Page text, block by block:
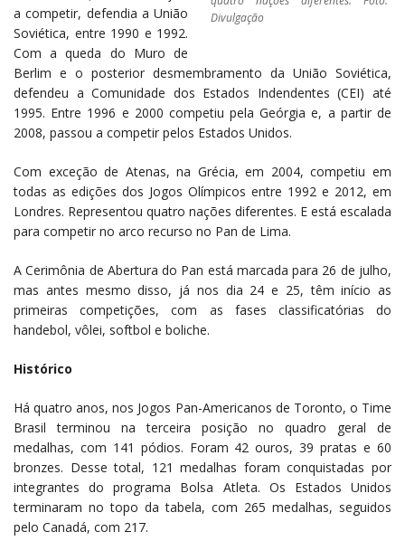
Divulgação
a competir, defendia a União
Soviética, entre 1990 e 1992.
Com a queda do Muro de
Berlim e o posterior desmembramento da União Soviética,
defendeu a Comunidade dos Estados Indendentes (CEI) até
1995. Entre 1996 e 2000 competiu pela Geórgia e, a partir de
2008, passou a competir pelos Estados Unidos.
Com exceção de Atenas, na Grécia, em 2004, competiu em
todas as edições dos Jogos Olímpicos entre 1992 e 2012, em
Londres. Representou quatro nações diferentes. E está escalada
para competir no arco recurso no Pan de Lima.
A Cerimônia de Abertura do Pan está marcada para 26 de julho,
mas antes mesmo disso, já nos dia 24 e 25, têm início as
primeiras competições, com as fases classificatórias do
handebol, vôlei, softbol e boliche.
Histórico
Há quatro anos, nos Jogos Pan-Americanos de Toronto, o Time
Brasil terminou na terceira posição no quadro geral de
medalhas, com 141 pódios. Foram 42 ouros, 39 pratas e 60
bronzes. Desse total, 121 medalhas foram conquistadas por
integrantes do programa Bolsa Atleta. Os Estados Unidos
terminaram no topo da tabela, com 265 medalhas, seguidos
pelo Canadá, com 217.